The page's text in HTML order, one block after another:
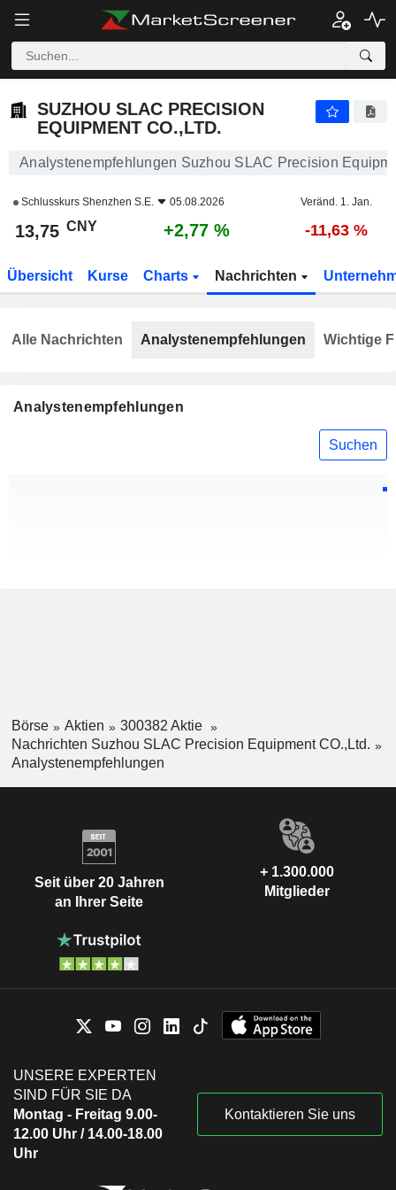
SUZHOU SLAC PRECISION
EQUIPMENT CO.,LTD.
Analystenempfehlungen Suzhou SLAC Precision
Schlusskurs Shenzhen S.E. 05.08.2026 Veränd. 1. Jan.
13,75 CNY +2,77 % -11,63 %
Übersicht Kurse Charts Nachrichten
Analystenempfehlungen
Suchen
Alle Nachrichten Analystenempfehlungen Wichtige
Börse Aktien
300382 Aktie
Nachrichten Suzhou SLAC Precision Equipment CO.,Ltd.
Analystenempfehlungen
Seit über 20 Jahren
an Ihrer Seite
+ 1.300.000
Mitglieder
UNSERE EXPERTEN
SIND FÜR SIE DA
Montag - Freitag 9.00-
12.00 Uhr / 14.00-18.00
Uhr
Kontaktieren Sie uns